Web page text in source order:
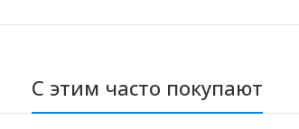
С этим часто покупают